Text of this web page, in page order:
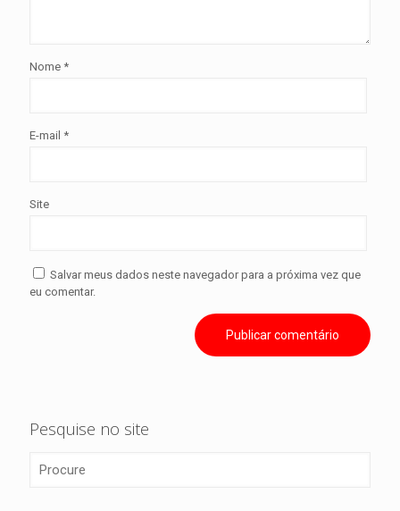
Nome *
E-mail *
Site
Salvar meus dados neste navegador para a próxima vez que
eu comentar.
Pesquise no site